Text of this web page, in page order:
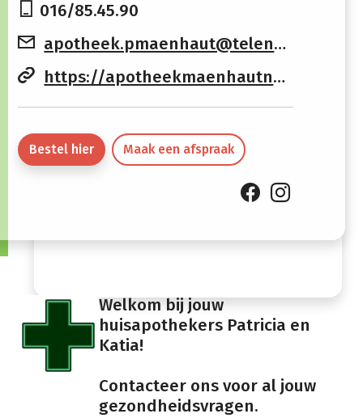
016/85.45.90
apotheek.pmaenhaut@telenet.be
https://apotheekmaenhautneervelp.apotheek.be
Bestel hier Maak een afspraak
12:15
19:00
Vrijdag
08:30 -
12:15
13:30 -
19:00
Zaterdag
08:30 -
12:15
Gesloten
Welkom bij jouw
huisapothekers Patricia en
Katia!
Contacteer ons voor al jouw
gezondheidsvragen.